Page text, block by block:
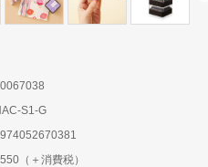
S1-G
（＋消費税）